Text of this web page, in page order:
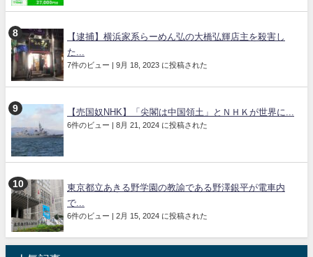
【逮捕】横浜家系らーめん弘の大橋弘輝店主を殺害し
た...
7件のビュー | 9月 18, 2023 に投稿された
【売国奴NHK】「尖閣は中国領土」とＮＨＫが世界に...
6件のビュー | 8月 21, 2024 に投稿された
東京都立あきる野学園の教諭である野澤銀平が電車内
で...
6件のビュー | 2月 15, 2024 に投稿された